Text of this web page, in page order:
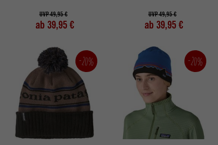
UVP 49,95 €
ab 39,95 €
UVP 49,95 €
ab 39,95 €
-20% -20%